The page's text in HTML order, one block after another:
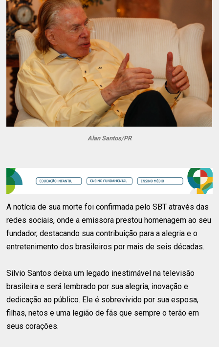
Alan Santos/PR
A notícia de sua morte foi confirmada pelo SBT através das
redes sociais, onde a emissora prestou homenagem ao seu
fundador, destacando sua contribuição para a alegria e o
entretenimento dos brasileiros por mais de seis décadas.
Silvio Santos deixa um legado inestimável na televisão
brasileira e será lembrado por sua alegria, inovação e
dedicação ao público. Ele é sobrevivido por sua esposa,
filhas, netos e uma legião de fãs que sempre o terão em
seus corações.